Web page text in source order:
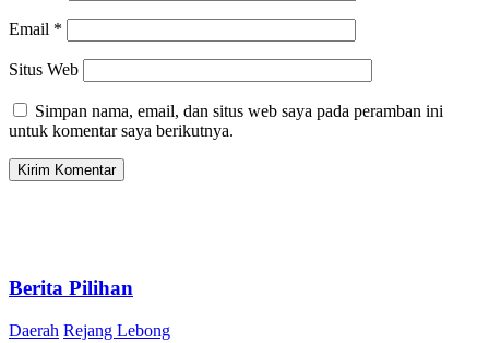
Email *
Situs Web
Simpan nama, email, dan situs web saya pada peramban ini
untuk komentar saya berikutnya.
Berita Pilihan
Daerah Rejang Lebong